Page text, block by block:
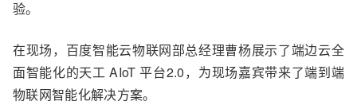
验。
在现场，百度智能云物联网部总经理曹杨展示了端边云全
面智能化的天工 AIoT 平台2.0，为现场嘉宾带来了端到端
物联网智能化解决方案。